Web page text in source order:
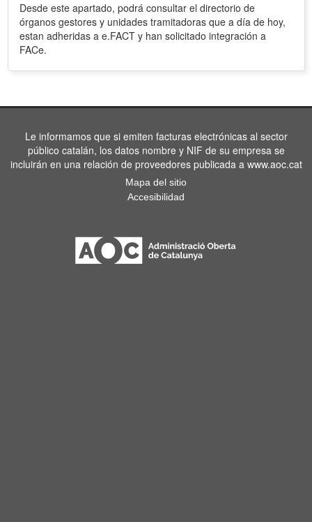
Desde este apartado, podrá consultar el directorio de
órganos gestores y unidades tramitadoras que a día de hoy,
estan adheridas a e.FACT y han solicitado integración a
FACe.
Le informamos que si emiten facturas electrónicas al sector
público catalán, los datos nombre y NIF de su empresa se
incluirán en una relación de proveedores publicada a www.aoc.cat
Mapa del sitio
Accesibilidad